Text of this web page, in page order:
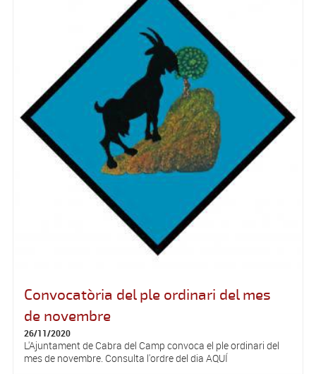
Convocatòria del ple ordinari del mes
de novembre
26/11/2020
L'Ajuntament de Cabra del Camp convoca el ple ordinari del
mes de novembre. Consulta l'ordre del dia AQUÍ